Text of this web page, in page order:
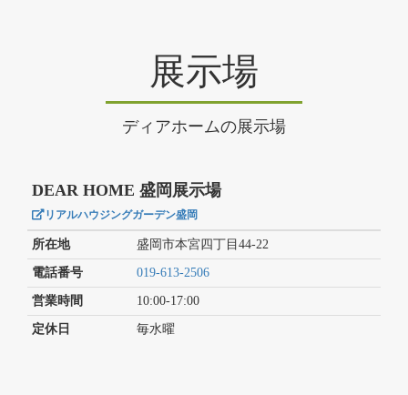
展示場
ディアホームの展示場
DEAR HOME 盛岡展示場
リアルハウジングガーデン盛岡
所在地 盛岡市本宮四丁目44-22
電話番号 019-613-2506
営業時間 10:00-17:00
定休日 毎水曜